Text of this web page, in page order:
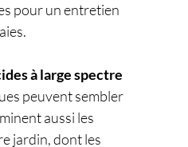
pour un entretien
à large spectre
peuvent sembler
aussi les
jardin, dont les